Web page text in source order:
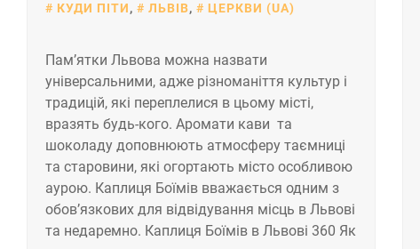
КУДИ ПІТИ, ЛЬВІВ, ЦЕРКВИ (UA)
Пам’ятки Львова можна назвати
універсальними, адже різноманіття культур і
традицій, які переплелися в цьому місті,
вразять будь-кого. Аромати кави та
шоколаду доповнюють атмосферу таємниці
та старовини, які огортають місто особливою
аурою. Каплиця Боїмів вважається одним з
обов’язкових для відвідування місць в Львові
та недаремно. Каплиця Боїмів в Львові 360 Як